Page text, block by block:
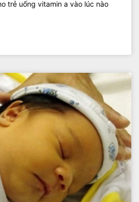
trẻ uống vitamin a vào lúc nào